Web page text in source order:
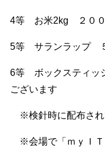
4等 お米2kg ２０
5等 サランラップ
6等 ボックスティ
ございます
※検針時に配布され
※会場で「ｍｙＩＴ